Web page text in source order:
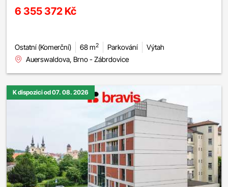
garážového stání
6 355 372 Kč
Ostatní (Komerční) 68 m2 Parkování
Výtah
Auerswaldova, Brno - Zábrdovice
K dispozici od 07. 08. 2026